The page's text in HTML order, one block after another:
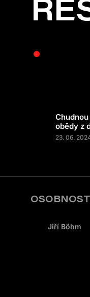
obědy z
23. 06.
Jiří Böhm